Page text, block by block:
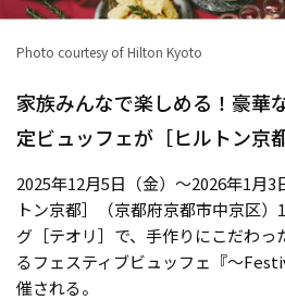
Photo courtesy of Hilton Kyoto
家族みんなで楽しめる！豪華
定ビュッフェが［ヒルトン京
2025年12月5日（金）～2026年1月
トン京都］（京都府京都市中京区
グ［テオリ］で、手作りにこだわっ
るフェスティブビュッフェ『～
催される。